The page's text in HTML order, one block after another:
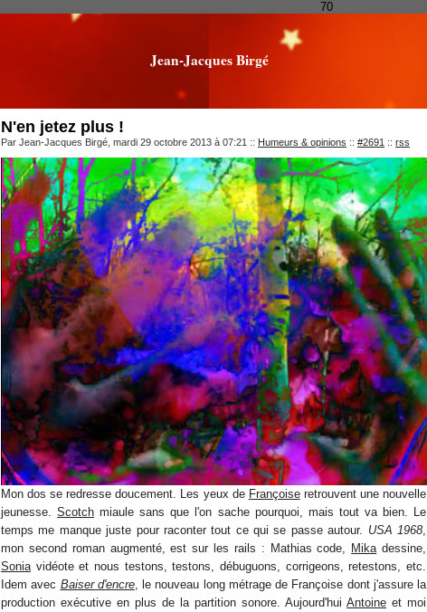
70
Jean-Jacques Birgé
N'en jetez plus !
Par Jean-Jacques Birgé, mardi 29 octobre 2013 à 07:21 :: Humeurs & opinions :: #2691 :: rss
Mon dos se redresse doucement. Les yeux de Françoiseretrouvent une nouvelle
jeunesse.Scotch miaule sans que l'on sache pourquoi, mais tout va bien. Le
temps me manque juste pour raconter tout ce qui se passe autour. USA 1968
mon second roman augmenté, est sur les rails : Mathias code,
Mika dessine,
Sonia vidéote et nous testons, testons, débuguons, corrigeons, retestons, etc.
Idem avec Baiser d'encre, le nouveau long métrage de Françoise dont j'assure la
production exécutive en plus de la partition sonore. Aujourd'hui Antoine et moi